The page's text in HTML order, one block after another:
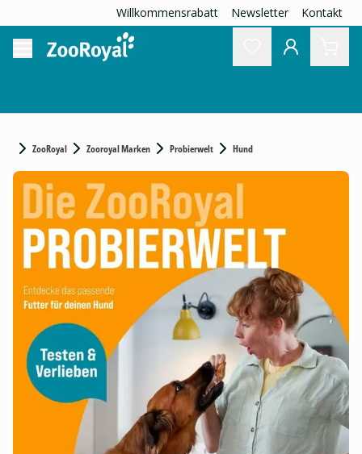
Willkommensrabatt Newsletter Kontakt
ZooRoyal Zooroyal Marken Probierwelt Hund